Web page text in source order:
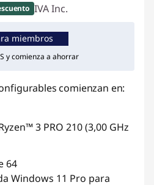
IVA Inc.
:-$622.553
miembros
y comienza a ahorrar
comienzan en:
3 PRO 210 (3,00 GHz
64
Windows 11 Pro para